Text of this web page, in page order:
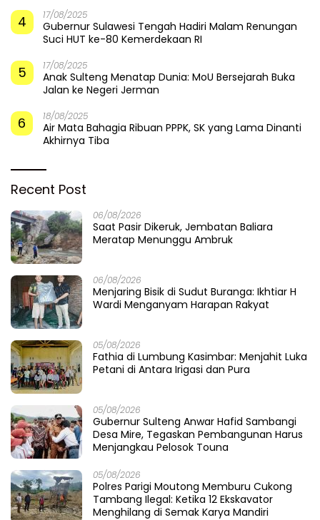
4 17/08/2025
Gubernur Sulawesi Tengah Hadiri Malam Renungan
Suci HUT ke-80 Kemerdekaan RI
5 17/08/2025
Anak Sulteng Menatap Dunia: MoU Bersejarah Buka
Jalan ke Negeri Jerman
6 18/08/2025
Air Mata Bahagia Ribuan PPPK, SK yang Lama Dinanti
Akhirnya Tiba
Recent Post
06/08/2026
Saat Pasir Dikeruk, Jembatan Baliara
Meratap Menunggu Ambruk
06/08/2026
Menjaring Bisik di Sudut Buranga: Ikhtiar H
Wardi Menganyam Harapan Rakyat
05/08/2026
Fathia di Lumbung Kasimbar: Menjahit Luka
Petani di Antara Irigasi dan Pura
05/08/2026
Gubernur Sulteng Anwar Hafid Sambangi
Desa Mire, Tegaskan Pembangunan Harus
Menjangkau Pelosok Touna
05/08/2026
Polres Parigi Moutong Memburu Cukong
Tambang Ilegal: Ketika 12 Ekskavator
Menghilang di Semak Karya Mandiri